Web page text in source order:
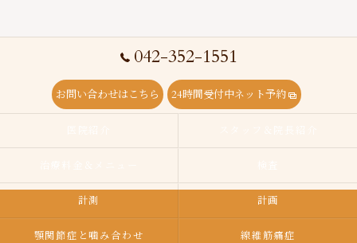
042-352-1551
お問い合わせはこちら 24時間受付中ネット予約
計測 計画
顎関節症と噛み合わせ 線維筋痛症